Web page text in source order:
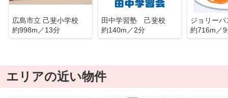
広島市立 己斐小学校
約998m／13分
田中学習塾 己斐校
約140m／2分
ジョリー
約716m／
エリアの近い物件